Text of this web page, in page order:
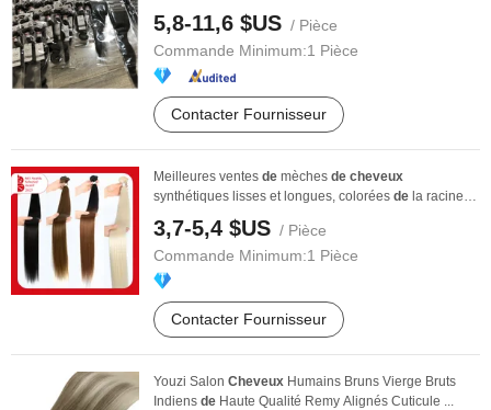
5,8-11,6 $US / Pièce
Commande Minimum:1 Pièce
Contacter Fournisseur
Meilleures ventes de mèches de cheveux
synthétiques lisses et longues, colorées de la racine
3,7-5,4 $US / Pièce
Commande Minimum:1 Pièce
Contacter Fournisseur
Youzi Salon Cheveux Humains Bruns Vierge Bruts
Indiens de Haute Qualité Remy Alignés Cuticule ...